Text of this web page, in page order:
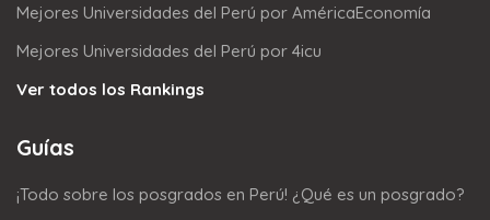
Mejores Universidades del Perú por AméricaEconomía
Mejores Universidades del Perú por 4icu
Ver todos los Rankings
Guías
¡Todo sobre los posgrados en Perú! ¿Qué es un posgrado?